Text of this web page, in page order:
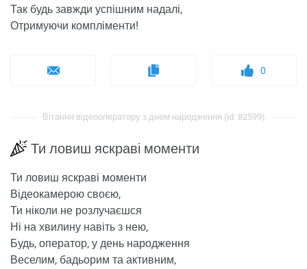
Так будь завжди успішним надалі,
Отримуючи компліменти!
0
Вітання відеооператору з днем ​​народження (id: 82599)
Ти ловиш яскраві моменти
Ти ловиш яскраві моменти
Відеокамерою своєю,
Ти ніколи не розлучаєшся
Ні на хвилину навіть з нею,
Будь, оператор, у день народження
Веселим, бадьорим та активним,